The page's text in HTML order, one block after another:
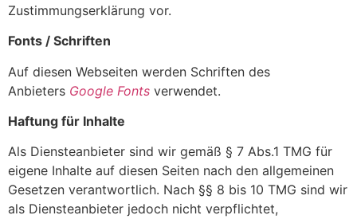
Zustimmungserklärung vor.
Fonts / Schriften
Auf diesen Webseiten werden Schriften des
Anbieters Google Fonts verwendet.
Haftung für Inhalte
Als Diensteanbieter sind wir gemäß § 7 Abs.1 TMG für
eigene Inhalte auf diesen Seiten nach den allgemeinen
Gesetzen verantwortlich. Nach §§ 8 bis 10 TMG sind wir
als Diensteanbieter jedoch nicht verpflichtet,